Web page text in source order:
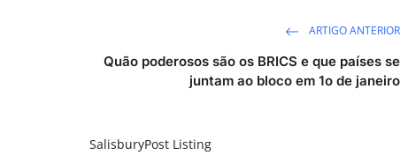
ARTIGO ANTERIOR
Quão poderosos são os BRICS e que países se
juntam ao bloco em 1o de janeiro
SalisburyPost Listing